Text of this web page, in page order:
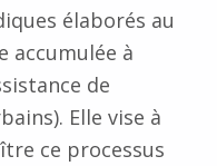
élaborés au
accumulée à
de
Elle vise à
ce processus